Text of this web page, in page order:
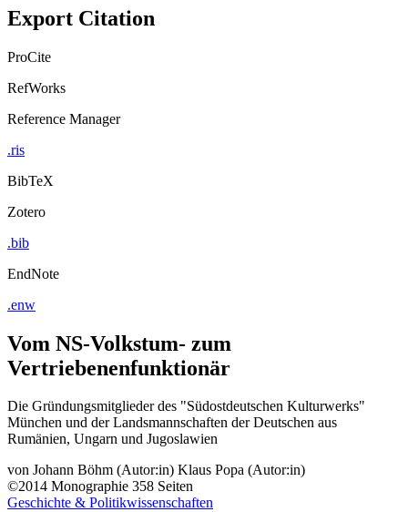
Export Citation
ProCite
RefWorks
Reference Manager
.ris
BibTeX
Zotero
.bib
EndNote
.enw
Vom NS-Volkstum- zum
Vertriebenenfunktionär
Die Gründungsmitglieder des "Südostdeutschen Kulturwerks"
München und der Landsmannschaften der Deutschen aus
Rumänien, Ungarn und Jugoslawien
von Johann Böhm (Autor:in) Klaus Popa (Autor:in)
©2014 Monographie 358 Seiten
Geschichte & Politikwissenschaften